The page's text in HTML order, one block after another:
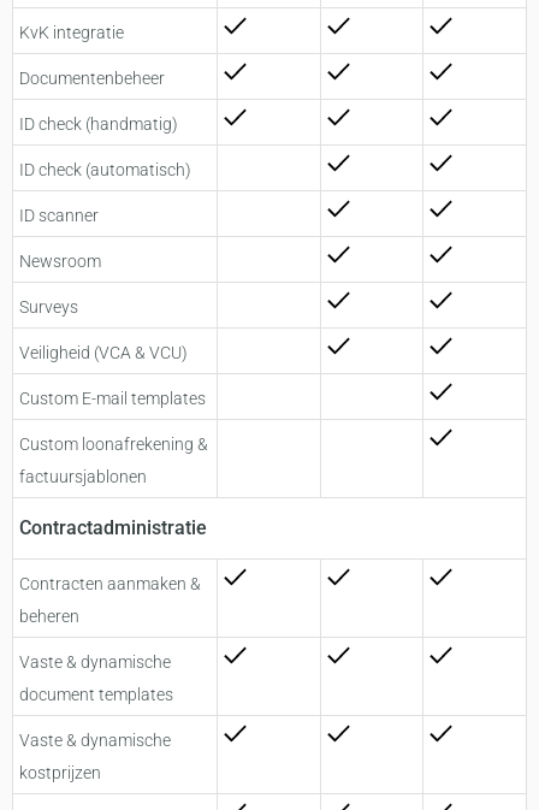
KvK integratie
Documentenbeheer
ID check (handmatig)
ID check (automatisch)
ID scanner
Newsroom
Surveys
Veiligheid (VCA & VCU)
Custom E-mail templates
Custom loonafrekening &
factuursjablonen
Contractadministratie
Contracten aanmaken &
beheren
Vaste & dynamische
document templates
Vaste & dynamische
kostprijzen